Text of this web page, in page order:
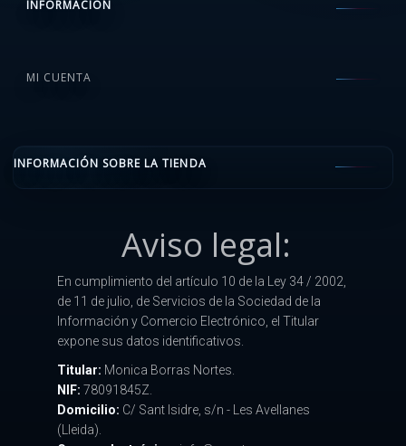
INFORMACIÓN
MI CUENTA
INFORMACIÓN SOBRE LA TIENDA
Aviso legal:
En cumplimiento del artículo 10 de la Ley 34 / 2002,
de 11 de julio, de Servicios de la Sociedad de la
Información y Comercio Electrónico, el Titular
expone sus datos identificativos.
Titular: Monica Borras Nortes.
NIF: 78091845Z.
Domicilio: C/ Sant Isidre, s/n - Les Avellanes
(Lleida).